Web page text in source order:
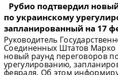
Рубио подтвердил
по украинскому
запланированный на 17
Руководитель
Соединенных Штатов Марко
новый раунд переговоров
урегулированию,
февраля. Об этом